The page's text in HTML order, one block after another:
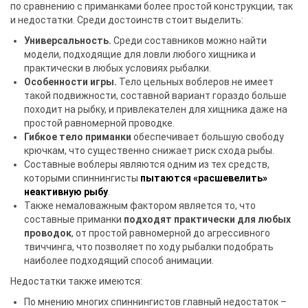
по сравнению с приманками более простой конструкции, так
и недостатки. Среди достоинств стоит выделить:
Универсальность. Среди составников можно найти
модели, подходящие для ловли любого хищника и
практически в любых условиях рыбалки.
Особенности игры. Тело цельных воблеров не имеет
такой подвижности, составной вариант гораздо больше
походит на рыбку, и привлекателен для хищника даже на
простой равномерной проводке.
Гибкое тело приманки обеспечивает большую свободу
крючкам, что существенно снижает риск схода рыбы.
Составные воблеры являются одним из тех средств,
которыми спиннингисты пытаются «расшевелить»
неактивную рыбу
Также немаловажным фактором является то, что
составные приманки подходят практически для любых
проводок, от простой равномерной до агрессивного
твиччинга, что позволяет по ходу рыбалки подобрать
наиболее подходящий способ анимации.
Недостатки также имеются:
По мнению многих спиннингистов главный недостаток –